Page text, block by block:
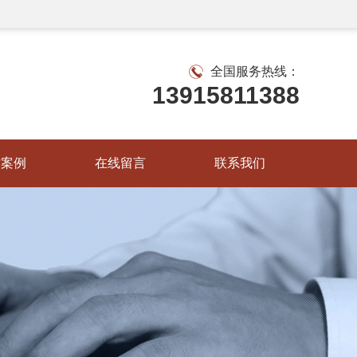
全国服务热线：
13915811388
例 在线留言 联系我们